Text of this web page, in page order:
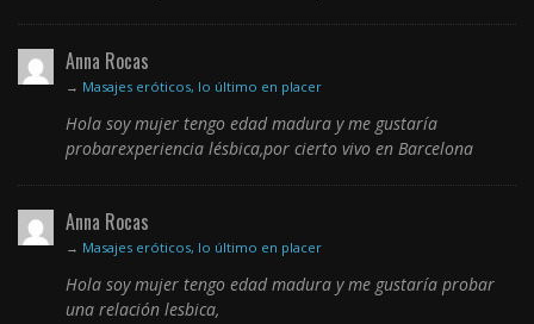
Anna Rocas
→ Masajes eróticos, lo último en placer
Hola soy mujer tengo edad madura y me gustaría
probarexperiencia lésbica,por cierto vivo en Barcelona
Anna Rocas
→ Masajes eróticos, lo último en placer
Hola soy mujer tengo edad madura y me gustaría probar
una relación lesbica,